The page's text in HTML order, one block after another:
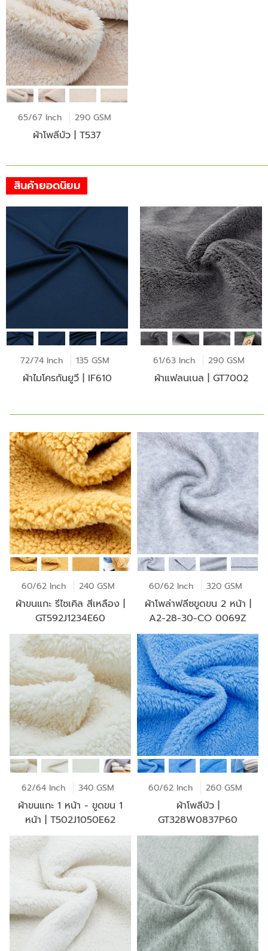
65/67 Inch 290 GSM
ผ้าโพลีบัว | T537
สินค้ายอดนิยม
72/74 Inch 135 GSM
ผ้าไมโครกันยูวี | IF610
61/63 Inch 290 GSM
ผ้าแฟลนเนล | GT7002
60/62 Inch 240 GSM
ผ้าขนแกะ รีไซเคิล สีเหลือง |
GT592J1234E60
60/62 Inch 320 GSM
ผ้าโพล่าฟลีซขูดขน 2 หน้า |
A2-28-30-CO 0069Z
62/64 Inch 340 GSM
ผ้าขนแกะ 1 หน้า - ขูดขน 1
หน้า | T502J1050E62
60/62 Inch 260 GSM
ผ้าโพลีบัว |
GT328W0837P60